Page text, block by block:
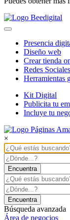
Presencia
Diseño web
Crear tienda
Redes Sociales
Herramientas
Kit Digital
Publicita tu
Incluye tu
×
Encuentra
Encuentra
Búsqueda avanzada
Área de negocios